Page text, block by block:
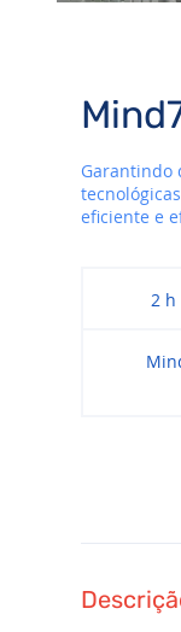
Garantindo
eficiente e
2 h